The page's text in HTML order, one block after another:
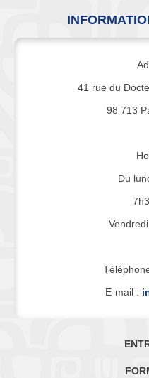
41 rue du
98 713
Du
E-mail :